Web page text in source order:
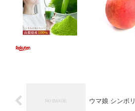
ウマ娘 シンボ